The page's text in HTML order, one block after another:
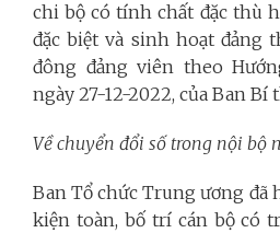
chi bộ có tính chất đặc thù
đặc biệt và sinh hoạt đảng
đông đảng viên theo
ngày 27-12-2022, của Ban Bí
Về chuyển đổi số trong nội bộ
Ban Tổ chức Trung ương đã
kiện toàn, bố trí cán bộ có